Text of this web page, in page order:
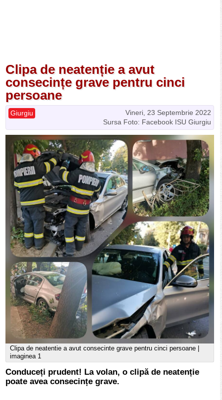
Clipa de neatenție a avut
consecințe grave pentru cinci
persoane
Vineri, 23 Septembrie 2022
Giurgiu
Sursa Foto: Facebook ISU Giurgiu
Clipa de neatentie a avut consecinte grave pentru cinci persoane |
imaginea 1
Conduceți prudent! La volan, o clipă de neatenție
poate avea consecințe grave.